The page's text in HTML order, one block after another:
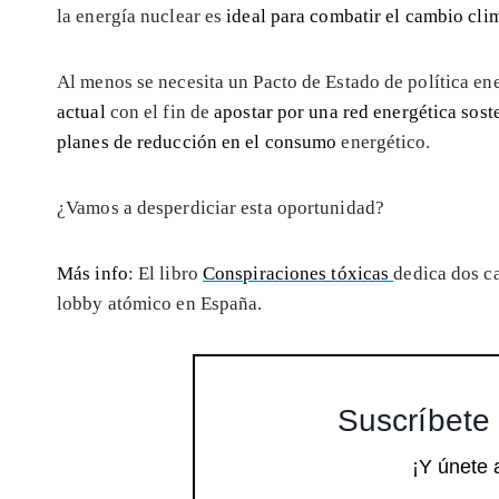
la energía nuclear esideal para combatir el cambio
Al menos se necesita un Pacto de Estado de política
actual con el fin deapostar por una red energética
planes de reducción en el consumoenergético.
¿Vamos a desperdiciar esta oportunidad?
Más info: El libro Conspiraciones tóxicasdedica dos
lobby atómico en España.
Suscríbete
¡Y únete